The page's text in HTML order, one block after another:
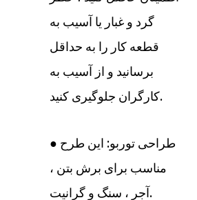
گرد و غبار یا آسیب به
قطعه کار را به حداقل
برسانید و از آسیب به
کارگران جلوگیری کنید.
● طراحی توربو: این طرح
مناسب برای برش بتن ،
آجر ، سنگ و گرانیت.